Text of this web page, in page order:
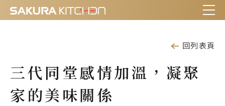
三代同堂感情加溫，凝聚
家的美味關係
回列表頁